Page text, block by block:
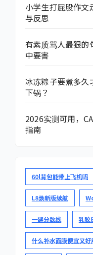
小学生打屁股作
与反思
有素质骂人最狠
中要害
冰冻粽子要煮多久
下锅？
2026实测可用，
指南
60l背包能带上飞机吗
L8焕新版续航
一建分数线 乳胶
什么补水面膜便宜又好